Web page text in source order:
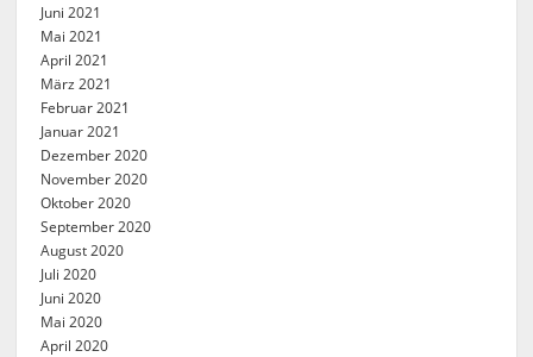
Juni 2021
Mai 2021
April 2021
März 2021
Februar 2021
Januar 2021
Dezember 2020
November 2020
Oktober 2020
September 2020
August 2020
Juli 2020
Juni 2020
Mai 2020
April 2020